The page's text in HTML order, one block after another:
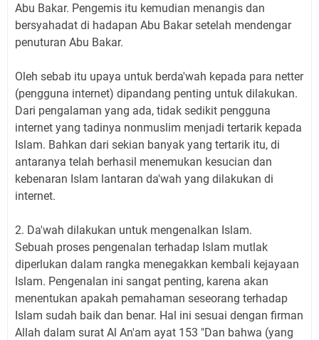
Abu Bakar. Pengemis itu kemudian menangis dan
bersyahadat di hadapan Abu Bakar setelah mendengar
penuturan Abu Bakar.
Oleh sebab itu upaya untuk berda'wah kepada para netter
(pengguna internet) dipandang penting untuk dilakukan.
Dari pengalaman yang ada, tidak sedikit pengguna
internet yang tadinya nonmuslim menjadi tertarik kepada
Islam. Bahkan dari sekian banyak yang tertarik itu, di
antaranya telah berhasil menemukan kesucian dan
kebenaran Islam lantaran da'wah yang dilakukan di
internet.
2. Da'wah dilakukan untuk mengenalkan Islam.
Sebuah proses pengenalan terhadap Islam mutlak
diperlukan dalam rangka menegakkan kembali kejayaan
Islam. Pengenalan ini sangat penting, karena akan
menentukan apakah pemahaman seseorang terhadap
Islam sudah baik dan benar. Hal ini sesuai dengan firman
Allah dalam surat Al An'am ayat 153 "Dan bahwa (yang